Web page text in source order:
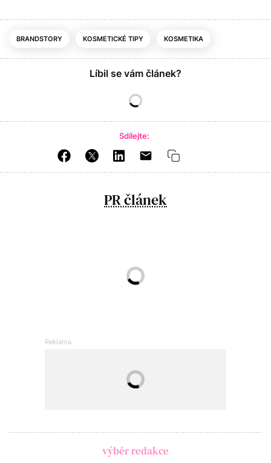
BRANDSTORY KOSMETICKÉ TIPY KOSMETIKA
Líbil se vám článek?
Sdílejte:
PR článek
výběr redakce